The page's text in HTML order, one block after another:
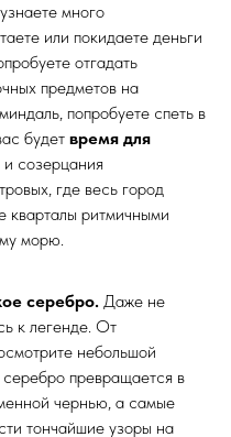
много
или покидаете деньги
отгадать
предметов на
попробуете спеть в
будет время для
и созерцания
где весь город
кварталы ритмичными
морю.
серебро. Даже не
к легенде. От
небольшой
серебро превращается в
чернью, а самые
тончайшие узоры на